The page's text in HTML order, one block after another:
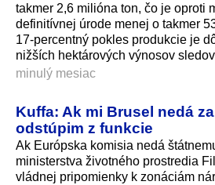
takmer 2,6 milióna ton, čo je oproti
definitívnej úrode menej o takmer
17-percentný pokles produkcie je
nižších hektárových výnosov
minulý mesiac
Kuffa: Ak mi Brusel nedá
odstúpim z funkcie
Ak Európska komisia nedá
ministerstva životného prostredia
vládnej pripomienky k zonáciám